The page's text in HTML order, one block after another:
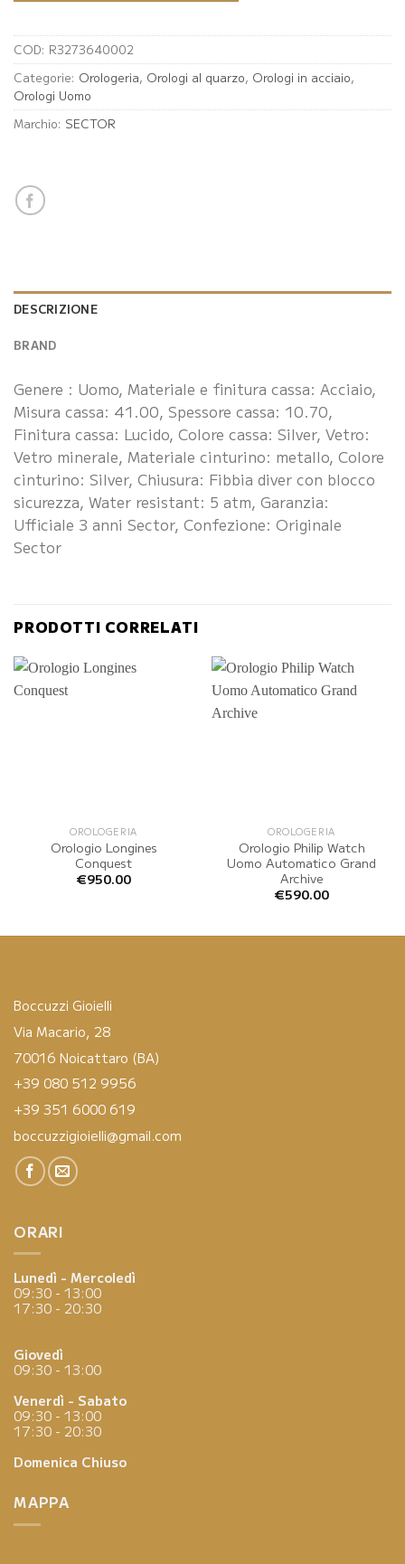
COD: R3273640002
Categorie: Orologeria, Orologi al quarzo, Orologi in acciaio,
Orologi Uomo
Marchio: SECTOR
DESCRIZIONE
BRAND
Genere : Uomo, Materiale e finitura cassa: Acciaio,
Misura cassa: 41.00, Spessore cassa: 10.70,
Finitura cassa: Lucido, Colore cassa: Silver, Vetro:
Vetro minerale, Materiale cinturino: metallo, Colore
cinturino: Silver, Chiusura: Fibbia diver con blocco
sicurezza, Water resistant: 5 atm, Garanzia:
Ufficiale 3 anni Sector, Confezione: Originale
Sector
PRODOTTI CORRELATI
OROLOGERIA
Orologio Longines
Conquest
€950.00
OROLOGERIA
Orologio Philip Watch
Uomo Automatico Grand
Archive
€590.00
Boccuzzi Gioielli
Via Macario, 28
70016 Noicattaro (BA)
+39 080 512 9956
+39 351 6000 619
boccuzzigioielli@gmail.com
ORARI
Lunedì - Mercoledì
09:30 - 13:00
17:30 - 20:30
Giovedì
09:30 - 13:00
Venerdì - Sabato
09:30 - 13:00
17:30 - 20:30
Domenica Chiuso
MAPPA